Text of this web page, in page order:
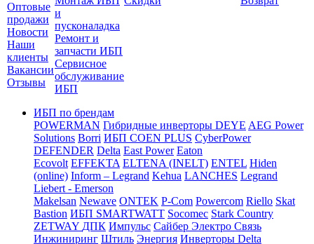
Оптовые
продажи
Новости
Наши
клиенты
Вакансии
Отзывы
и
пусконаладка
Ремонт и
запчасти ИБП
Сервисное
обслуживание
ИБП
ИБП по брендам
POWERMAN Гибридные инверторы DEYE AEG Power
Solutions Borri ИБП COEN PLUS CyberPower
DEFENDER Delta East Power Eaton
Ecovolt EFFEKTA ELTENA (INELT) ENTEL Hiden
(online) Inform – Legrand Kehua LANCHES Legrand
Liebert - Emerson
Makelsan Newave ONTEK P-Com Powercom Riello Skat
Bastion ИБП SMARTWATT Socomec Stark Country
ZETWAY ДПК Импульс Сайбер Электро Связь
Инжиниринг Штиль Энергия Инверторы Delta